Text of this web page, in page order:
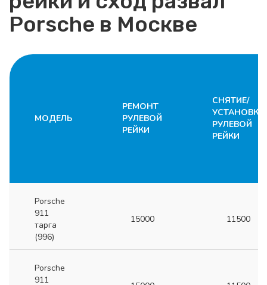
Porsche в Москве
МОДЕЛЬ
РЕМОНТ
РУЛЕВОЙ
РЕЙКИ
СНЯТИЕ/
УСТАНОВКА
РУЛЕВОЙ
РЕЙКИ
Porsche
911
тарга
(996)
15000 11500
Porsche
911